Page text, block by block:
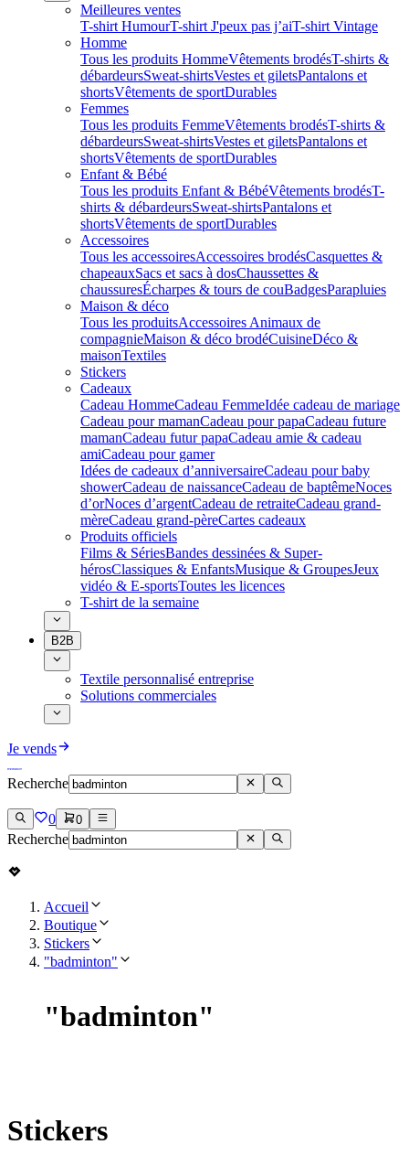
Meilleures ventes
T-shirt HumourT-shirt J'peux pas j’aiT-shirt Vintage
Homme
Tous les produits HommeVêtements brodésT-shirts &
débardeursSweat-shirtsVestes et giletsPantalons et
shortsVêtements de sportDurables
Femmes
Tous les produits FemmeVêtements brodésT-shirts &
débardeursSweat-shirtsVestes et giletsPantalons et
shortsVêtements de sportDurables
Enfant & Bébé
Tous les produits Enfant & BébéVêtements brodésT-
shirts & débardeursSweat-shirtsPantalons et
shortsVêtements de sportDurables
Accessoires
Tous les accessoiresAccessoires brodésCasquettes &
chapeauxSacs et sacs à dosChaussettes &
chaussuresÉcharpes & tours de couBadgesParapluies
Maison & déco
Tous les produitsAccessoires Animaux de
compagnieMaison & déco brodéCuisineDéco &
maisonTextiles
Stickers
Cadeaux
Cadeau HommeCadeau FemmeIdée cadeau de mariage​
Cadeau pour mamanCadeau pour papaCadeau future
mamanCadeau futur papaCadeau amie & cadeau
amiCadeau pour gamer
Idées de cadeaux d’anniversaireCadeau pour baby
showerCadeau de naissanceCadeau de baptêmeNoces
d’orNoces d’argentCadeau de retraiteCadeau grand-
mèreCadeau grand-pèreCartes cadeaux
Produits officiels
Films & SériesBandes dessinées & Super-
hérosClassiques & EnfantsMusique & GroupesJeux
vidéo & E-sportsToutes les licences
T-shirt de la semaine
B2B
Textile personnalisé entreprise
Solutions commerciales
Je vends
Recherche
0 0
Recherche
Accueil
Boutique
Stickers
"badminton"
"badminton"
Stickers